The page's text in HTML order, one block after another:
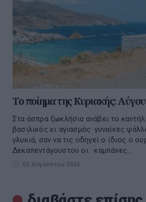
Το ποίημα της Κυριακής:
Στα άσπρα ξωκλήσια ανάβει το
βασιλικός κι αγιασμός· γυναίκες
γλυκιά, σαν να τις οδηγεί ο ίδιος ο
Δεκαπεντάγουστου οι · καμπάνες...
02 Αυγούστου 2026